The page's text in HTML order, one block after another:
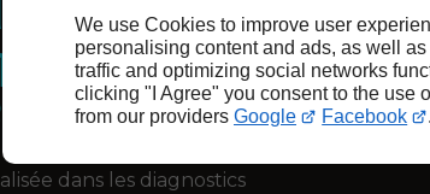
We use Cookies to improve user
personalising content and ads, as well
traffic and optimizing social networks
clicking "I Agree" you consent to the use
from our providers Google Facebook .
simple et
dans les diagnostics